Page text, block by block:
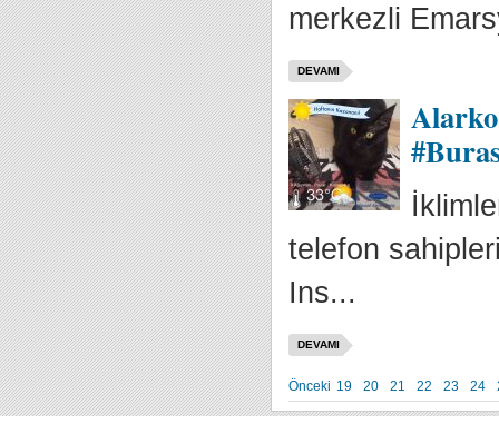
merkezli
DEVAMI
telefon
Ins...
DEVAMI
Önceki 19 20 21 22 23 24